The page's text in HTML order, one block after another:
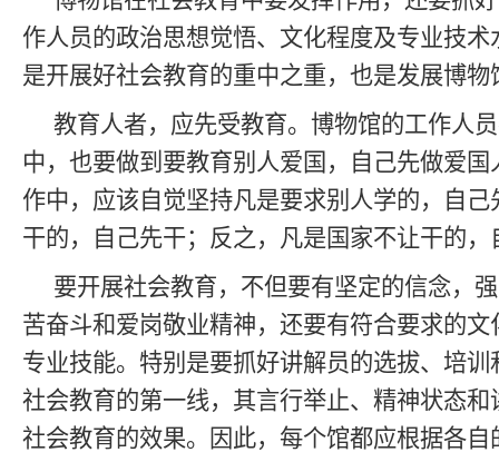
作人员的政治思想觉悟、文化程度及专业技
是开展好社会教育的重中之重，也是发展博
教育人者，应先受教育。博物馆的工作人
中，也要做到要教育别人爱国，自己先做爱
作中，应该自觉坚持凡是要求别人学的，自
干的，自己先干；反之，凡是国家不让干的，
要开展社会教育，不但要有坚定的信念，
苦奋斗和爱岗敬业精神，还要有符合要求的
专业技能。特别是要抓好讲解员的选拔、培
社会教育的第一线，其言行举止、精神状态
社会教育的效果。因此，每个馆都应根据各